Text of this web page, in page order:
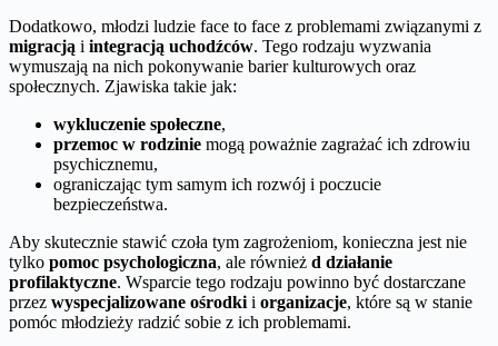
Dodatkowo, młodzi ludzie face to face z problemami związanymi z
migracją i integracją uchodźców. Tego rodzaju wyzwania
wymuszają na nich pokonywanie barier kulturowych oraz
społecznych. Zjawiska takie jak:
wykluczenie społeczne,
przemoc w rodzinie mogą poważnie zagrażać ich zdrowiu
psychicznemu,
ograniczając tym samym ich rozwój i poczucie
bezpieczeństwa.
Aby skutecznie stawić czoła tym zagrożeniom, konieczna jest nie
tylko pomoc psychologiczna, ale również d działanie
profilaktyczne. Wsparcie tego rodzaju powinno być dostarczane
przez wyspecjalizowane ośrodki i organizacje, które są w stanie
pomóc młodzieży radzić sobie z ich problemami.